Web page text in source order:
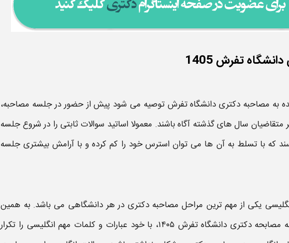
تفرش 1405
به مصاحبه دکتری دانشگاه تفرشتوصیه می شود پیش از حضور در جلسه مصاحبه،
متقاضیان سال های گذشته آگاه باشند. معمولا اساتید سوالات ثابتی را در شروع جلسه
که با تسلط به آن ها می توان استرس خود را کم کرده و با آرامش بیشتری جلسه
یکی از مهم ترین مراحلمصاحبه دکتری در هردانشگاهی می باشد. به همین
مصابحه دکتری دانشگاه تفرش ۱۴۰۵،
با خود عبارات و کلمات مهم انگلیسی را تکرار